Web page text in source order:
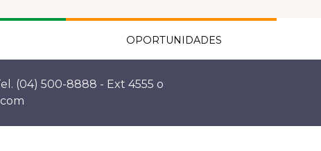
OPORTUNIDADES
(04) 500-8888 - Ext 4555 o